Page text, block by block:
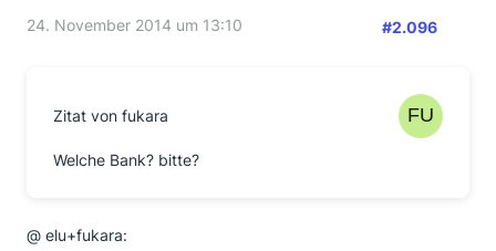
24. November 2014 um 13:10 #2.096
Zitat von fukara
Welche Bank? bitte?
@ elu+fukara: